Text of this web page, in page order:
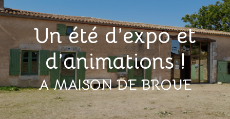
Un été d’expo et
d’animations !
A MAISON DE BROUE